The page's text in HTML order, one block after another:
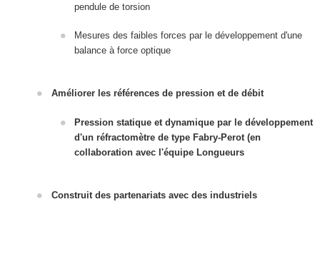
pendule de torsion
Mesures des faibles forces par le développement d'une
balance à force optique
Améliorer les références de pression et de débit
Pression statique et dynamique par le développement
d'un réfractomètre de type Fabry-Perot (en
collaboration avec l'équipe Longueurs
Construit des partenariats avec des industriels